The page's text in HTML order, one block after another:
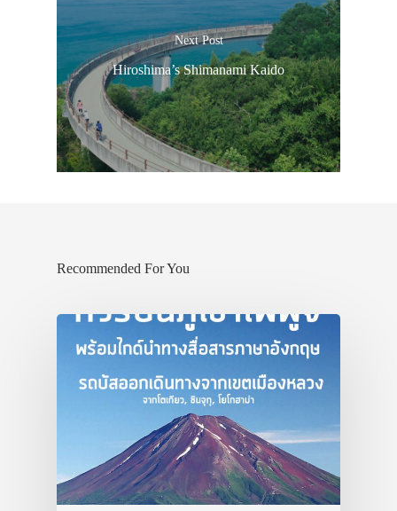
Next Post
Hiroshima’s Shimanami Kaido
Recommended For You
ประเทศญี่ปุ่น
ทัวร์
ที่พัก
สาระน่ารู้
VIDEO
ภาพประทับใจ